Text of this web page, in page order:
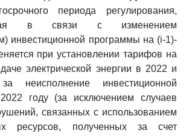
периода регулирования,
в связи с изменением
инвестиционной программы на (i-1)-
при установлении тарифов на
электрической энергии в 2022 и
неисполнение инвестиционной
году (за исключением случаев
связанных с использованием
ресурсов, полученных за счет